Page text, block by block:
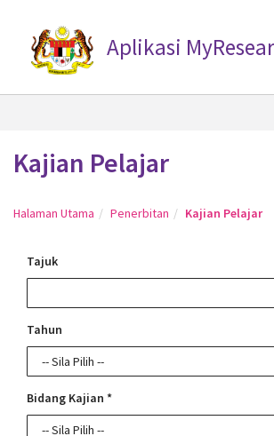
Aplikasi
Kajian Pelajar
Halaman Utama Penerbitan Kajian Pelajar
Tajuk
Tahun
Bidang Kajian *